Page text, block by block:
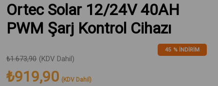
Ortec Solar 12/24V 40AH
PWM Şarj Kontrol Cihazı
%
45 İNDIRIM
₺1.673,90 (KDV Dahil)
₺919,90 (KDV Dahil)